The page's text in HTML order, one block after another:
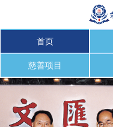
首页
慈善项目